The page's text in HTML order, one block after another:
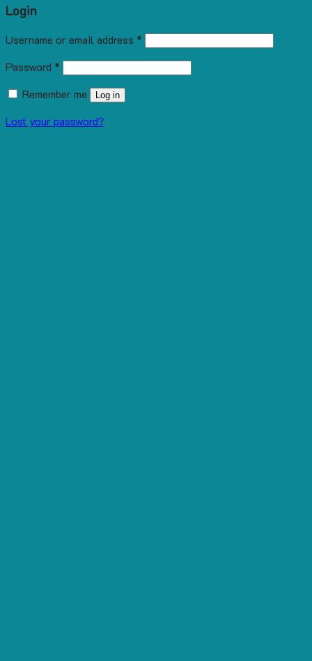
Login
Username or email address *
Password *
Remember me
Log in
Lost your password?